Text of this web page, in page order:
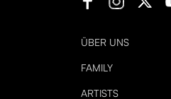
ÜBER UNS
FAMILY
ARTISTS